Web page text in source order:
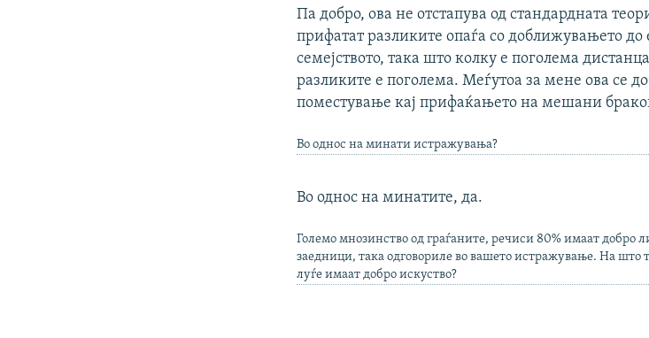
Па добро, ова не отстапува од стандардната
прифатат разликите опаѓа со доближувањето
семејството, така што колку е поголема
разликите е поголема. Меѓутоа за мене ова се
поместување кај прифаќањето на мешани
Во однос на минати истражувања?
Во однос на минатите, да.
Големо мнозинство од граѓаните, речиси 80% имаат добро
заедници, така одговориле во вашето истражување. На што
луѓе имаат добро искуство?